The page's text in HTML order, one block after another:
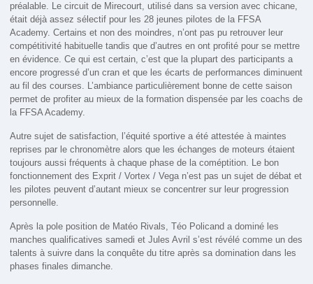
préalable. Le circuit de Mirecourt, utilisé dans sa version avec chicane,
était déjà assez sélectif pour les 28 jeunes pilotes de la FFSA
Academy. Certains et non des moindres, n’ont pas pu retrouver leur
compétitivité habituelle tandis que d’autres en ont profité pour se mettre
en évidence. Ce qui est certain, c’est que la plupart des participants a
encore progressé d’un cran et que les écarts de performances diminuent
au fil des courses. L’ambiance particulièrement bonne de cette saison
permet de profiter au mieux de la formation dispensée par les coachs de
la FFSA Academy.
Autre sujet de satisfaction, l’équité sportive a été attestée à maintes
reprises par le chronomètre alors que les échanges de moteurs étaient
toujours aussi fréquents à chaque phase de la coméptition. Le bon
fonctionnement des Exprit / Vortex / Vega n’est pas un sujet de débat et
les pilotes peuvent d’autant mieux se concentrer sur leur progression
personnelle.
Après la pole position de Matéo Rivals, Téo Policand a dominé les
manches qualificatives samedi et Jules Avril s’est révélé comme un des
talents à suivre dans la conquête du titre après sa domination dans les
phases finales dimanche.